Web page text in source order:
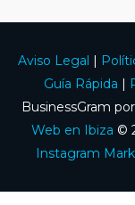
Aviso Legal
Guía Rápida
BusinessGram
Web en Ibiza ©
Instagram